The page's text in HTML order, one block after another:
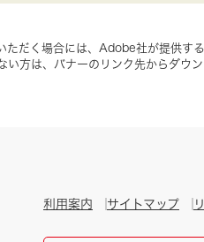
ただく場合には、Adobe社が提供す
方は、バナーのリンク先からダウン
利用案内 サイトマップ